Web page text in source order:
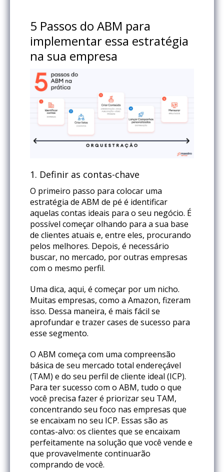
5 Passos do ABM para
implementar essa estratégia
na sua empresa
1. Definir as contas-chave
O primeiro passo para colocar uma
estratégia de ABM de pé é identificar
aquelas contas ideais para o seu negócio. É
possível começar olhando para a sua base
de clientes atuais e, entre eles, procurando
pelos melhores. Depois, é necessário
buscar, no mercado, por outras empresas
com o mesmo perfil.
Uma dica, aqui, é começar por um nicho.
Muitas empresas, como a Amazon, fizeram
isso. Dessa maneira, é mais fácil se
aprofundar e trazer cases de sucesso para
esse segmento.
O ABM começa com uma compreensão
básica de seu mercado total endereçável
(TAM) e do seu perfil de cliente ideal (ICP).
Para ter sucesso com o ABM, tudo o que
você precisa fazer é priorizar seu TAM,
concentrando seu foco nas empresas que
se encaixam no seu ICP. Essas são as
contas-alvo: os clientes que se encaixam
perfeitamente na solução que você vende e
que provavelmente continuarão
comprando de você.